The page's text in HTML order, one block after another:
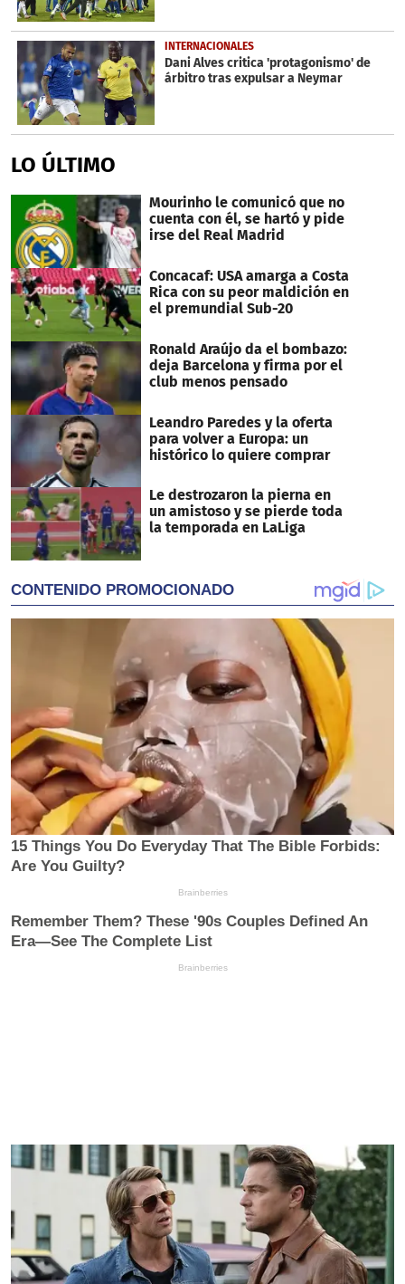
INTERNACIONALES
Dani Alves critica 'protagonismo' de
árbitro tras expulsar a Neymar
LO ÚLTIMO
Mourinho le comunicó que no
cuenta con él, se hartó y pide
irse del Real Madrid
Concacaf: USA amarga a Costa
Rica con su peor maldición en
el premundial Sub-20
Ronald Araújo da el bombazo:
deja Barcelona y firma por el
club menos pensado
Leandro Paredes y la oferta
para volver a Europa: un
histórico lo quiere comprar
Le destrozaron la pierna en
un amistoso y se pierde toda
la temporada en LaLiga